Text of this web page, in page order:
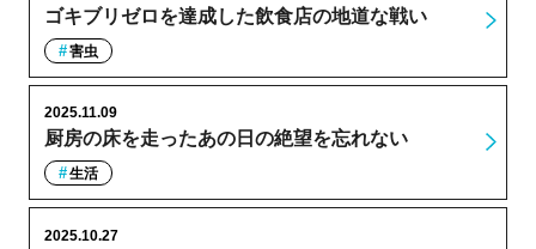
ゴキブリゼロを達成した飲食店の地道な戦い
害虫
厨房の床を走ったあの日の絶望を忘れない
2025.11.09
生活
2025.10.27